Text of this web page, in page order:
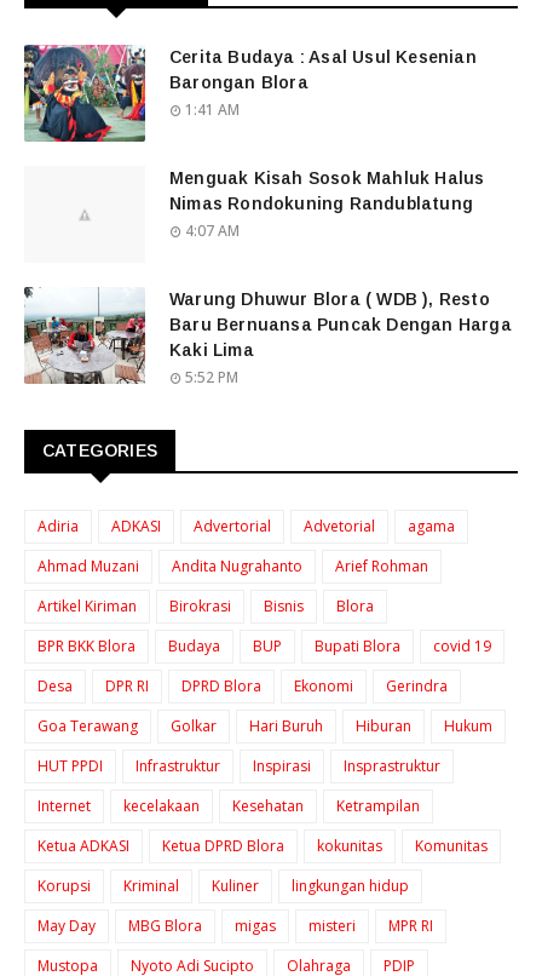
Cerita Budaya : Asal Usul Kesenian
Barongan Blora
1:41 AM
Menguak Kisah Sosok Mahluk Halus
Nimas Rondokuning Randublatung
4:07 AM
Warung Dhuwur Blora ( WDB ), Resto
Baru Bernuansa Puncak Dengan Harga
Kaki Lima
5:52 PM
CATEGORIES
Adiria ADKASI Advertorial Advetorial
agama
Ahmad Muzani
Andita Nugrahanto
Arief Rohman
Artikel Kiriman
Birokrasi Bisnis
Blora
BPR BKK Blora
Budaya BUP Bupati Blora
covid 19
Desa
DPR RI DPRD Blora Ekonomi
Gerindra
Goa Terawang
Golkar Hari Buruh Hiburan
Hukum
HUT PPDI
Infrastruktur Inspirasi
Insprastruktur
Internet
kecelakaan Kesehatan
Ketrampilan
Ketua ADKASI
Ketua DPRD Blora kokunitas
Komunitas
Korupsi
Kriminal Kuliner
lingkungan hidup
May Day
MBG Blora migas misteri
MPR RI
Mustopa
Nyoto Adi Sucipto Olahraga
PDIP